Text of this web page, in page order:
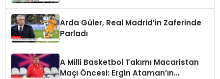
Arda Güler, Real Madrid’in Zaferinde
Parladı
A Milli Basketbol Takımı Macaristan
Maçı Öncesi: Ergin Ataman’ın